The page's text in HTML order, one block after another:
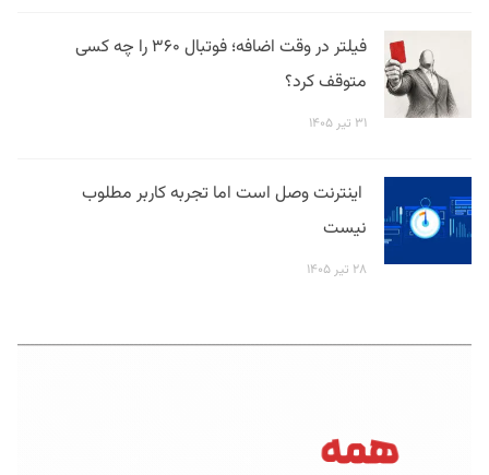
فیلتر در وقت اضافه؛ فوتبال ۳۶۰ را چه کسی
متوقف کرد؟
۳۱ تیر ۱۴۰۵
اینترنت وصل است اما تجربه کاربر مطلوب
نیست
۲۸ تیر ۱۴۰۵